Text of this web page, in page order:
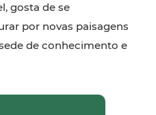
gosta de se
por novas paisagens
de conhecimento e